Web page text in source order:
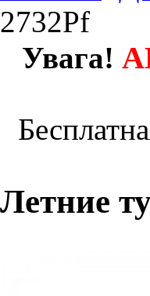
2732Pf
Увага!
Летние